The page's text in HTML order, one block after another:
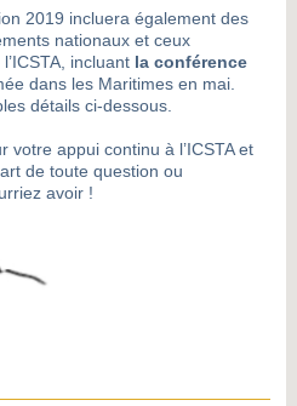
2019 incluera également des
nationaux et ceux
incluant la conférence
dans les Maritimes en mai.
détails ci-dessous.
votre appui continu à l’ICSTA et
de toute question ou
avoir !